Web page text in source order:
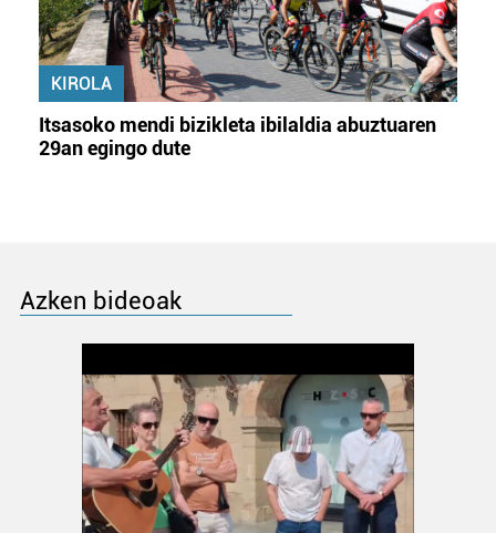
KIROLA
Itsasoko mendi bizikleta ibilaldia abuztuaren
29an egingo dute
Azken bideoak